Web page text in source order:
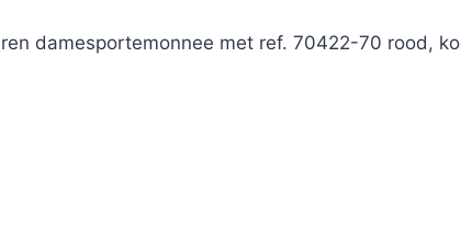
damesportemonnee met ref. 70422-70 rood,